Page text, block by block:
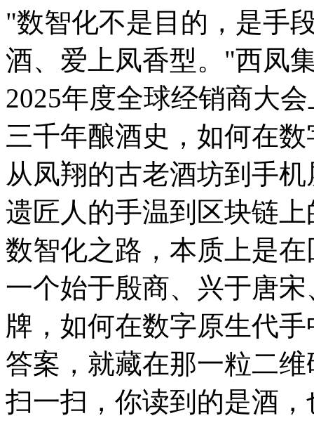
"数智化不是目的，是手
酒、爱上凤香型。"西凤
2025年度全球经销商大
三千年酿酒史，如何在
从凤翔的古老酒坊到手
遗匠人的手温到区块链
数智化之路，本质上是
一个始于殷商、兴于唐
牌，如何在数字原生代
答案，就藏在那一粒二维
扫一扫，你读到的是酒